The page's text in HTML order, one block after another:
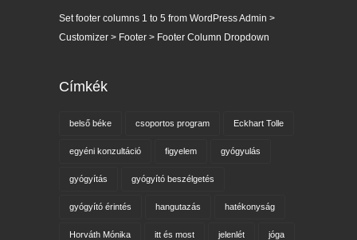
Set footer columns 1 to 5 from WordPress Admin >
Customizer > Footer > Footer Column Dropdown
Címkék
belső béke csoportos program Eckhart Tolle
egyéni konzultáció figyelem gyógyulás
gyógyítás gyógyító beszélgetés
gyógyító érintés hangutazás hatékonyság
Horváth Mónika itt és most jelenlét jóga